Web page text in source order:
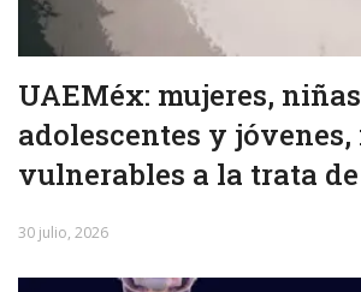
UAEMéx: mujeres,
adolescentes y jóvenes,
vulnerables a la trata
30 julio, 2026